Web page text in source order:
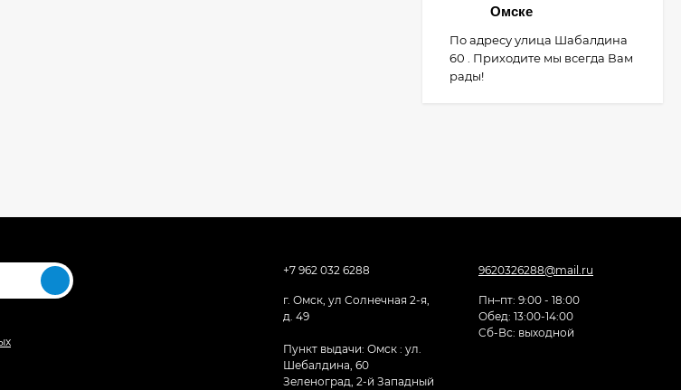
Омске
По адресу улица Шабалдина
60 . Приходите мы всегда Вам
рады!
+7 962 032 6288
г. Омск, ул Солнечная 2-я,
д. 49
Пункт выдачи: Омск : ул.
Шебалдина, 60
Зеленоград, 2-й Западный
9620326288@mail.ru
Пн–пт: 9:00 - 18:00
Обед: 13:00-14:00
Cб-Вс: выходной